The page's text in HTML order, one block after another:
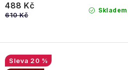
Skladem
488 Kč
610 Kč
20 %